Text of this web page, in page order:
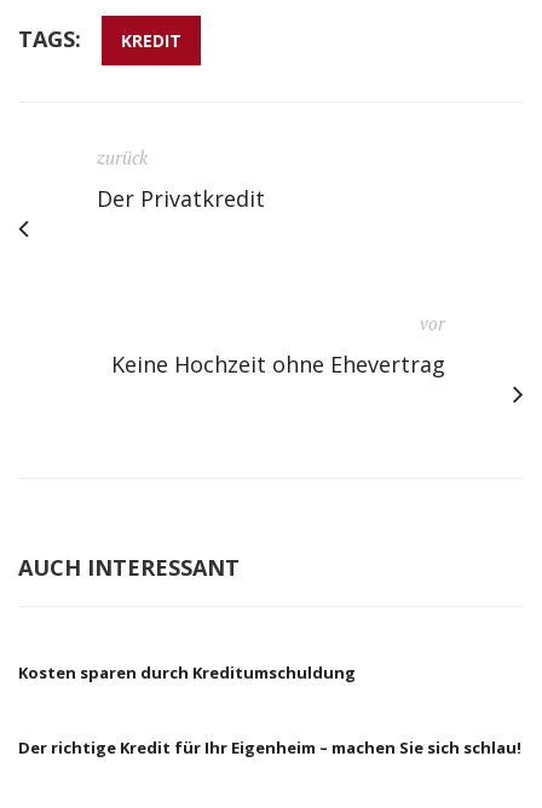
TAGS: KREDIT
zurück
Der Privatkredit
vor
Keine Hochzeit ohne Ehevertrag
AUCH INTERESSANT
Kosten sparen durch Kreditumschuldung
Der richtige Kredit für Ihr Eigenheim – machen Sie sich schlau!